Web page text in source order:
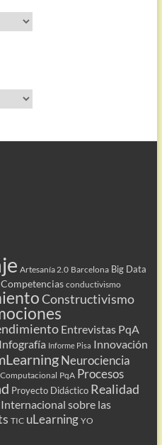
Artesanía 2.0 Barcelona Big Data
Competencias conductivismo
Constructivismo
Entrevistas PqA
Infografía Informe Pisa Innovación
Neurociencia
PqA Procesos
Proyecto Didáctico Realidad
sobre las
TIC uLearning YO